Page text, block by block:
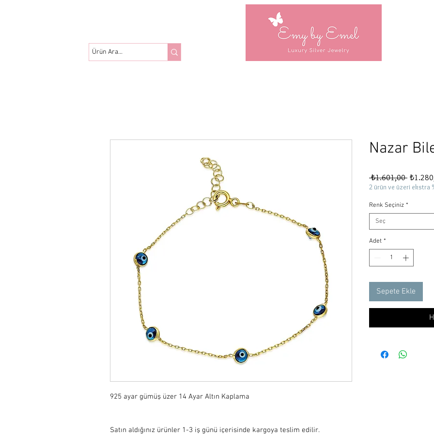
925 ayar gümüş üzer 14 Ayar Altın Kaplama
Satın aldığınız ürünler 1-3 iş günü içerisinde kargoya teslim edilir.
Nazar
₺1.601,00 Normal
Fiyat
2 ürün ve üzeri ekstra
Renk Seçiniz *
Seç
Adet *
Sepete Ekle